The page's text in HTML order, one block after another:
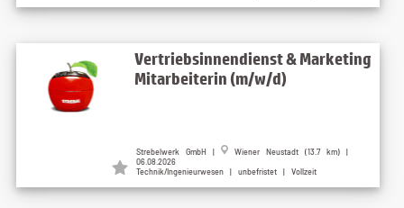
Vertriebsinnendienst & Marketing
Mitarbeiterin (m/w/d)
Strebelwerk GmbH |
Wiener Neustadt (13.7 km) |
06.08.2026
Technik/Ingenieurwesen | unbefristet | Vollzeit